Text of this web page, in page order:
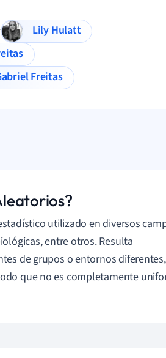
Lily Hulatt
Freitas
utilizado en diversos
entre otros. Resulta
de grupos o entornos
que no es completamente